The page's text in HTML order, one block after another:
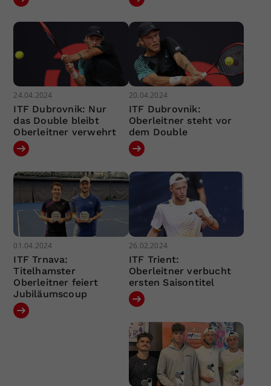
24.04.2024
ITF Dubrovnik: Nur
das Double bleibt
Oberleitner verwehrt
20.04.2024
ITF Dubrovnik:
Oberleitner steht vor
dem Double
01.04.2024
ITF Trnava:
Titelhamster
Oberleitner feiert
Jubiläumscoup
26.02.2024
ITF Trient:
Oberleitner verbucht
ersten Saisontitel